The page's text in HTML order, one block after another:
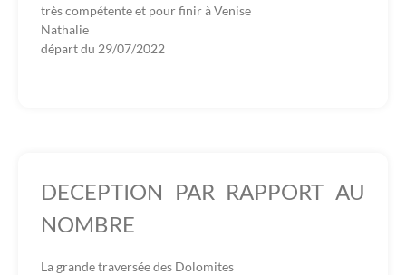
très compétente et pour finir à Venise
Nathalie
départ du 29/07/2022
DECEPTION PAR RAPPORT AU
NOMBRE
La grande traversée des Dolomites